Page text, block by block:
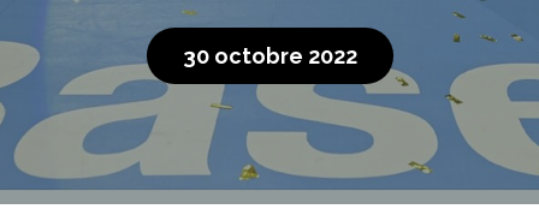
30 octobre 2022